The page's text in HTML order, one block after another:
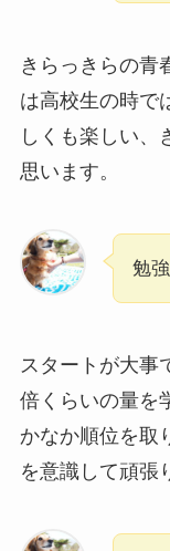
きらっきらの青
は高校生の時で
しくも楽しい、
思います。
勉
スタートが大事
倍くらいの量を
かなか順位を取
を意識して頑張